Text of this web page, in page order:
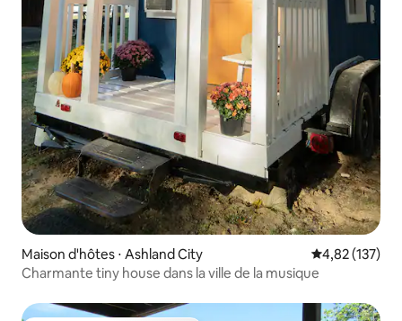
Maison d'hôtes ⋅ Ashland City Évaluation
4,82 (137)
Charmante tiny house dans la ville de la musique